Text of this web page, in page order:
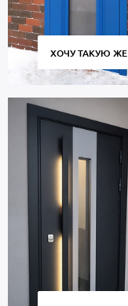
ХОЧУ ТАКУЮ ЖЕ